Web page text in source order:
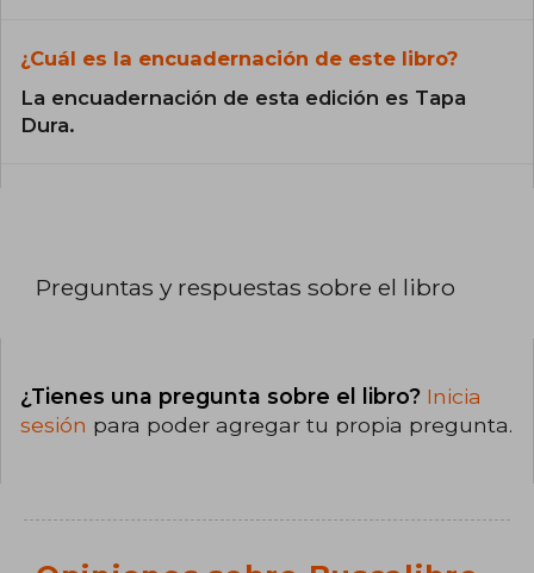
¿Cuál es la encuadernación de este libro?
La encuadernación de esta edición es Tapa
Dura.
Preguntas y respuestas sobre el libro
¿Tienes una pregunta sobre el libro? Inicia
sesión para poder agregar tu propia pregunta.